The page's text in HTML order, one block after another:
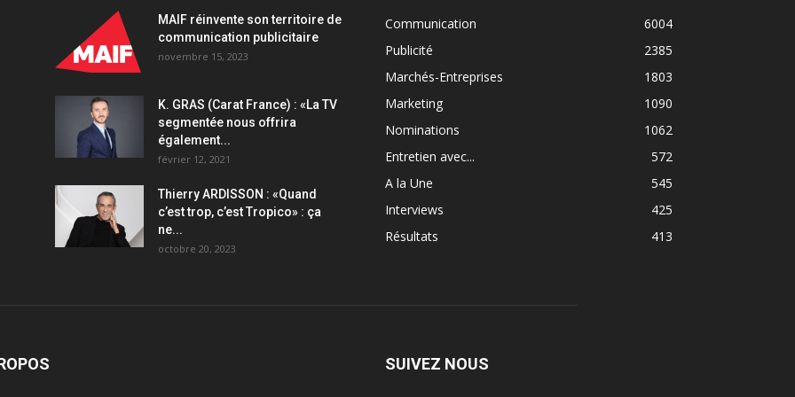
MAIF réinvente son territoire de
communication publicitaire
novembre 15, 2023
K. GRAS (Carat France) : «La TV
segmentée nous offrira
également...
février 12, 2021
Thierry ARDISSON : «Quand
c’est trop, c’est Tropico» : ça
ne...
octobre 20, 2023
Communication
6004
Publicité
2385
Marchés-Entreprises
1803
Marketing
1090
Nominations
1062
Entretien avec...
572
A la Une
545
Interviews
425
Résultats
413
SUIVEZ NOUS